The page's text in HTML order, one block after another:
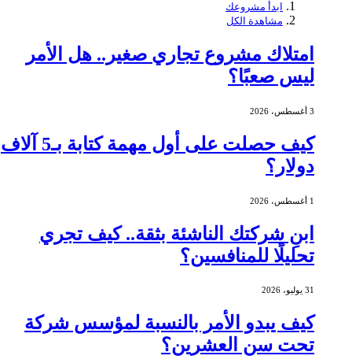
ابدأ مشروعك
مشاهدة الكل
امتلاك مشروع تجاري صغير.. هل الأمر
ليس صعبًا؟
3 أغسطس، 2026
كيف حصلت على أول مهمة كتابة بـ5 آلاف
دولار؟
1 أغسطس، 2026
ابنِ شركتك الناشئة بثقة.. كيف تجري
تحليلًا للمنافسين؟
31 يوليو، 2026
كيف يبدو الأمر بالنسبة لمؤسس شركة
تحت سن العشرين؟